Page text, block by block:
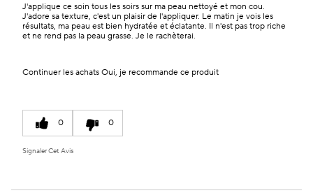
J'applique ce soin tous les soirs sur ma peau nettoyé et mon cou.
J'adore sa texture, c'est un plaisir de l'appliquer. Le matin je vois les
résultats, ma peau est bien hydratée et éclatante. Il n'est pas trop riche
et ne rend pas la peau grasse. Je le rachèterai.
Continuer les achats Oui, je recommande ce produit
0 0
Signaler Cet Avis